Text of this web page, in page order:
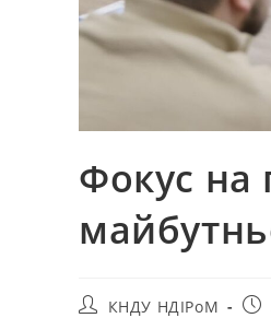
Фокус на
КНДУ НДІРоМ